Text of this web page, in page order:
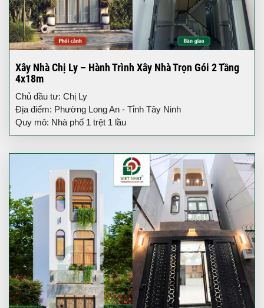
Xây Nhà Chị Ly – Hành Trình Xây Nhà Trọn Gói 2 Tầng
4x18m
Chủ đầu tư: Chị Ly
Địa điểm: Phường Long An - Tỉnh Tây Ninh
Quy mô: Nhà phố 1 trệt 1 lầu